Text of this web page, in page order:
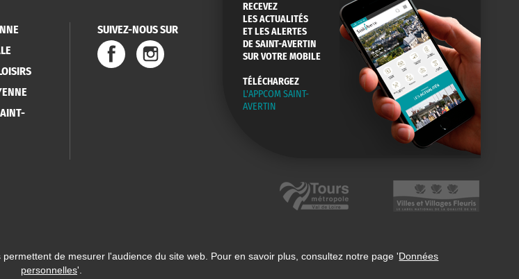
ANNUAIRE
HORAIRES
ABONNEMENT
NEWSLETTER
ST AV
EN LIGNE
CONSEILS
DE QUARTIER
PASSEPORT
CARTE D'IDENTITÉ
MENUS
RESTAURATION
SCOLAIRE
AGENDA
DES SORTIES
URBANISME PISCINE
SUIVEZ-NOUS SUR
RECEVEZ
LES ACTUALITÉS
ET LES ALERTES
DE SAINT-AVERTIN
SUR VOTRE MOBILE
TÉLÉCHARGEZ
L'APPCOM SAINT-
AVERTIN
de mesurer l'audience du site web. Pour en savoir plus, consultez notre page 'Données
personnelles'.